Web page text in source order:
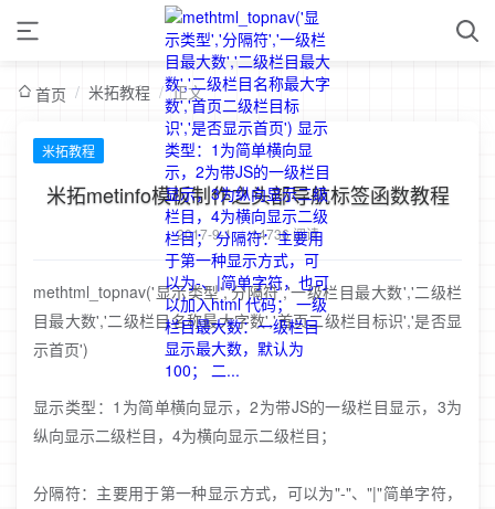
首页 / 米拓教程 / 正文
米拓教程
米拓metinfo模板制作之头部导航标签函数教程
2017-9-1 / 14736 阅读
methtml_topnav('显示类型','分隔符','一级栏目最大数','二级栏
目最大数','二级栏目名称最大字数','首页二级栏目标识','是否显
示首页')
显示类型：1为简单横向显示，2为带JS的一级栏目显示，3为
纵向显示二级栏目，4为横向显示二级栏目；
分隔符：主要用于第一种显示方式，可以为"-"、"|"简单字符，